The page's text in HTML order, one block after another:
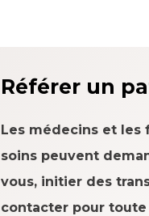
Référer un
Les médecins et les
soins peuvent
vous, initier des
contacter pour